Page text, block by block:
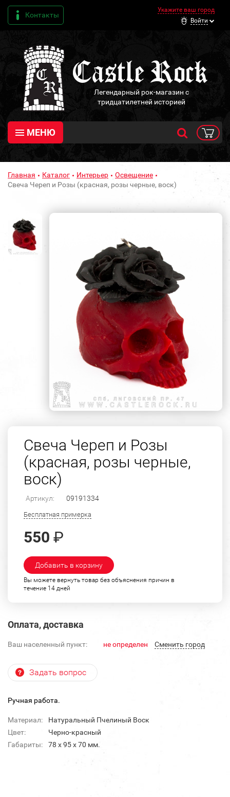
Контакты
Укажите ваш город
Войти
Легендарный рок-магазин с
тридцатилетней историей
МЕНЮ
Главная Каталог Интерьер
Освещение
Свеча Череп и Розы (красная, розы черные, воск)
Свеча Череп и Розы
(красная, розы черные,
воск)
Артикул: 09191334
Бесплатная примерка
550 ₽
Добавить в корзину
Вы можете вернуть товар без объяснения причин в
течение 14 дней
Оплата, доставка
Ваш населенный пункт: не определен Cменить город
Задать вопрос
Ручная работа.
Материал:
Натуральный Пчелиный Воск
Цвет:
Черно-красный
Габариты:
78 х 95 х 70 мм.